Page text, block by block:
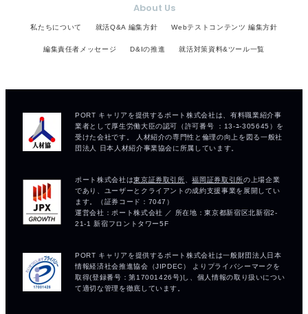
About Us
私たちについて 就活Q&A 編集方針 Webテストコンテンツ 編集方針
編集責任者メッセージ D&Iの推進 就活対策資料&ツール一覧